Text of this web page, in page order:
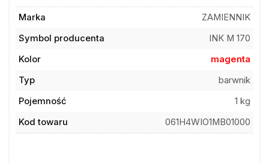
Marka
ZAMIENNIK
Symbol producenta
INK M 170
Kolor
magenta
Typ
barwnik
Pojemność
1 kg
Kod towaru
061H4WIO1MB01000